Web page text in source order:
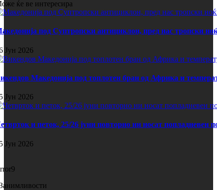
ќе ве интересира
под Суптропски антициклон, пред нас тропски
Јун 2026
Македонија под топлотен бран од Африка и
Јун 2026
и петок, 25/26 јуни повторно ни носат попладневен
Јун 2026